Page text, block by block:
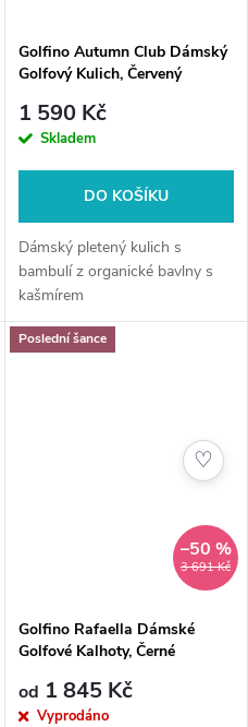
Golfino Autumn Club Dámský
Golfový Kulich, Červený
1 590 Kč
Skladem
DO KOŠÍKU
Dámský pletený kulich s
bambulí z organické bavlny s
kašmírem
Poslední šance
3 691 Kč
–50 %
Golfino Rafaella Dámské
Golfové Kalhoty, Černé
od 1 845 Kč
Vyprodáno
♡